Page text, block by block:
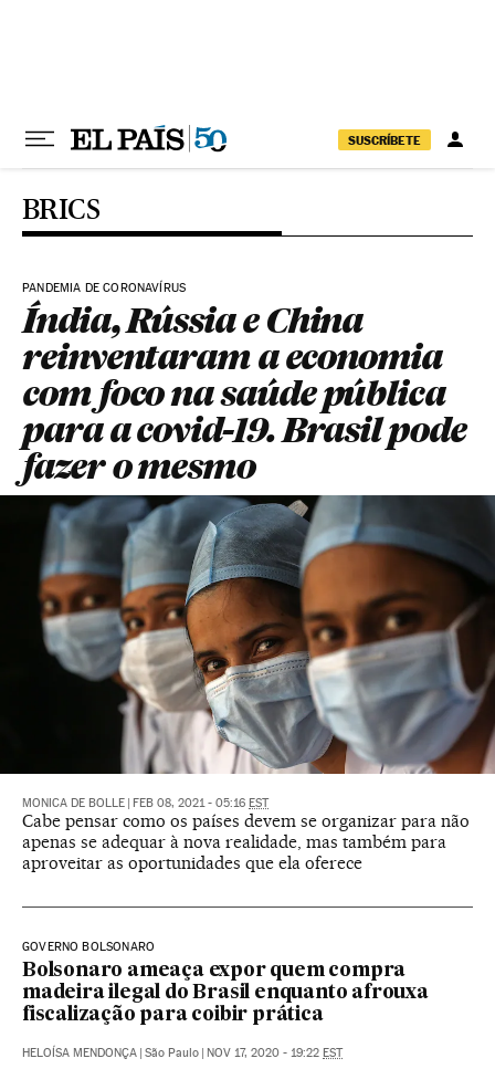
SUSCRÍBETE
BRICS
PANDEMIA DE CORONAVÍRUS
Índia, Rússia e China
reinventaram a economia
com foco na saúde pública
para a covid-19. Brasil pode
fazer o mesmo
MONICA DE BOLLE FEB 08, 2021 - 05:16 EST
Cabe pensar como os países devem se organizar para não
apenas se adequar à nova realidade, mas também para
aproveitar as oportunidades que ela oferece
GOVERNO BOLSONARO
Bolsonaro ameaça expor quem compra
madeira ilegal do Brasil enquanto afrouxa
fiscalização para coibir prática
HELOÍSA MENDONÇA São Paulo NOV 17, 2020 - 19:22 EST